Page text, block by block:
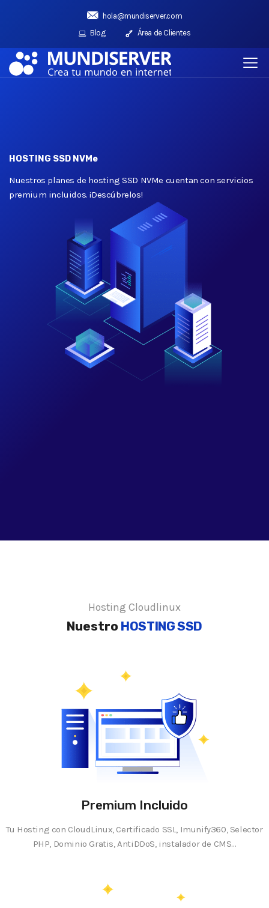
hola@mundiserver.com
Blog
Área de Clientes
HOSTING SSD NVMe
Nuestros planes de hosting SSD NVMe cuentan con servicios
premium incluidos. ¡Descúbrelos!
Hosting Cloudlinux
Nuestro HOSTING SSD
Premium Incluido
Tu Hosting con CloudLinux, Certificado SSL, Imunify360, Selector
PHP, Dominio Gratis, AntiDDoS, instalador de CMS...